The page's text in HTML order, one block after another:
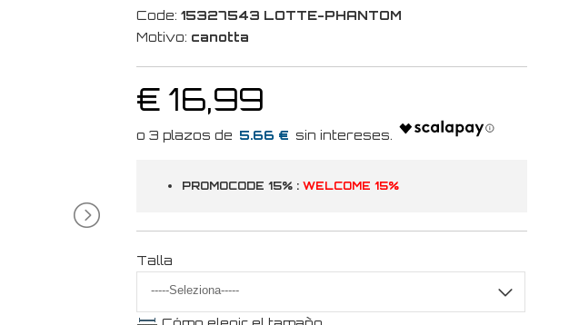
Code: 15327543 LOTTE-PHANTOM
Motivo: canotta
€ 16,99
5.66 €
PROMOCODE 15% : WELCOME 15%
Talla